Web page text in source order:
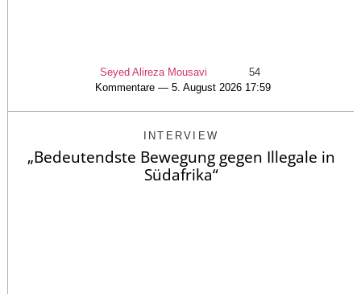
Seyed Alireza Mousavi
54
Kommentare — 5. August 2026 17:59
INTERVIEW
„Bedeutendste Bewegung gegen Illegale in
Südafrika“